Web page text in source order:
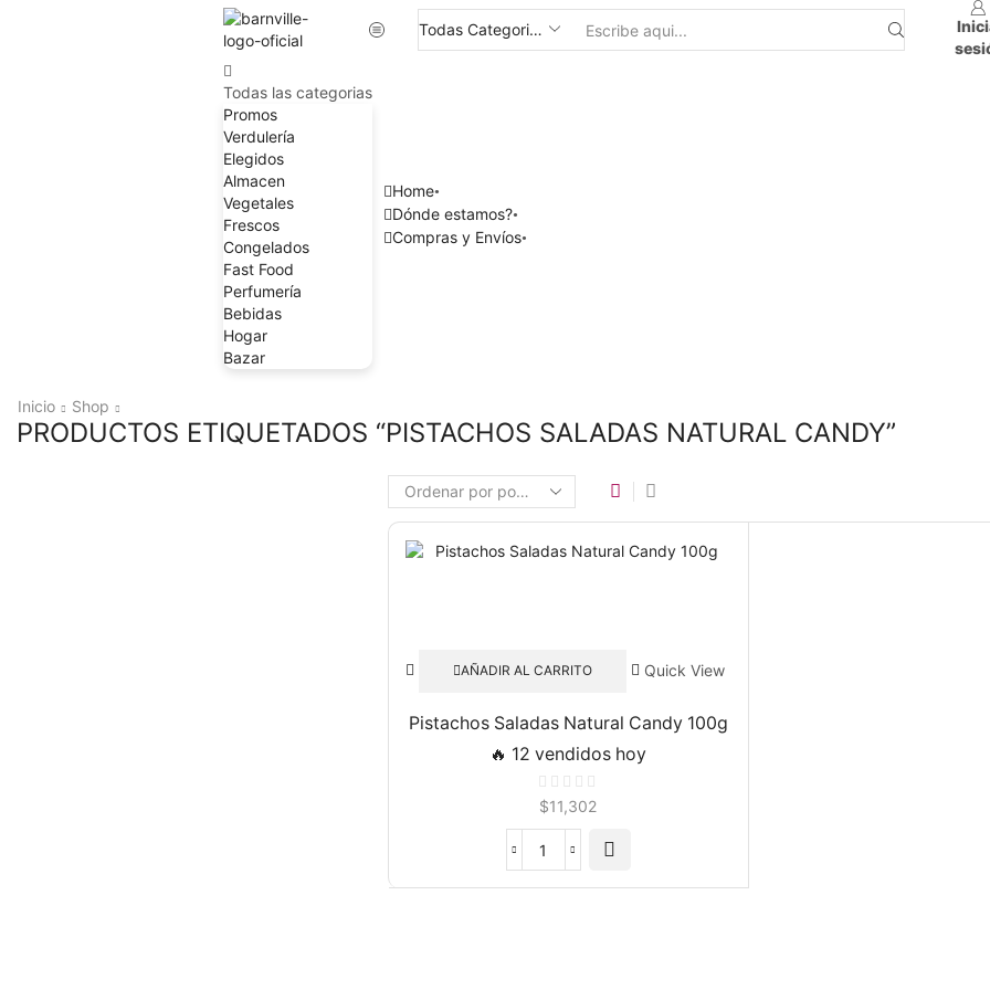
Todas las categorias
Promos
Verdulería
Elegidos
Almacen
Vegetales
Frescos
Congelados
Fast Food
Perfumería
Bebidas
Hogar
Bazar
Home
Dónde estamos?
Compras y Envíos
Inicio Shop
PRODUCTOS ETIQUETADOS “PISTACHOS SALADAS NATURAL CANDY”
AÑADIR AL CARRITO Quick View
Pistachos Saladas Natural Candy 100g
🔥 12 vendidos hoy
$11,302